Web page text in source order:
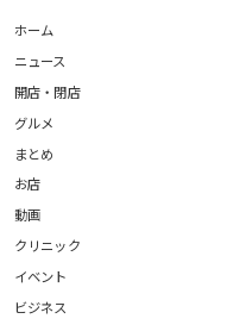
ホーム
ニュース
開店・閉店
グルメ
まとめ
お店
動画
クリニック
イベント
ビジネス